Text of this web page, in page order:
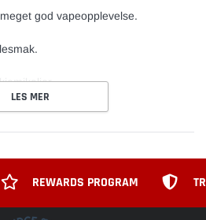
god vapeopplevelse.
LES MER
REWARDS PROGRAM